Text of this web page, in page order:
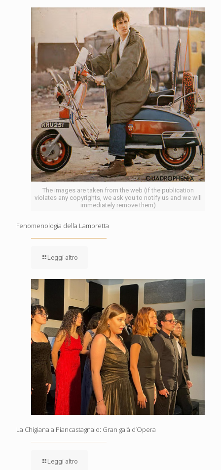
The images are taken from the web (if the publication
violates any copyrights, we ask you to notify us and we will
immediately remove them)
Fenomenologia della Lambretta
Leggi altro
La Chigiana a Piancastagnaio: Gran galà d’Opera
Leggi altro